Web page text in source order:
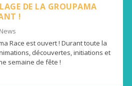
DE LA GROUPAMA
!
News
Race est ouvert ! Durant toute la
découvertes, initiations et
semaine de fête !